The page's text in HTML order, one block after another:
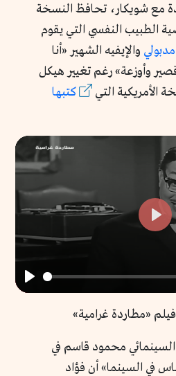
مع شويكار، تحافظ النسخة
الطبيب النفسي التي يقوم
والإيفيه الشهير «أنا
وأوزعة» رغم تغيير هيكل
الأمريكية التي
كتبها
Play
Play
«مطاردة غرامية»
السينمائي محمود قاسم في
في السينما» أن فؤاد